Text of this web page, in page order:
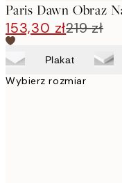
Paris Dawn Obraz
153,30 zł219 zł
Plakat
Wybierz rozmiar